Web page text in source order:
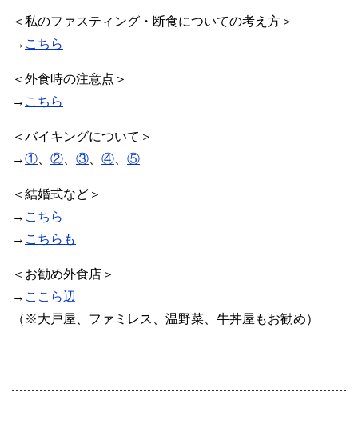
＜私のファスティング・断食についての考え方＞
→ こちら
＜外食時の注意点＞
→ こちら
＜バイキングについて＞
→① ② ③ ④ ⑤
＜結婚式など＞
→ こちら
→ こちらも
＜お勧め外食店＞
→ ここら辺
（※大戸屋、ファミレス、温野菜、牛丼屋もお勧め）